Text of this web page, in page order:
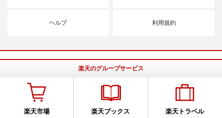
ヘルプ 利用規約
楽天のグループサービス
楽天市場 楽天ブックス 楽天トラベル